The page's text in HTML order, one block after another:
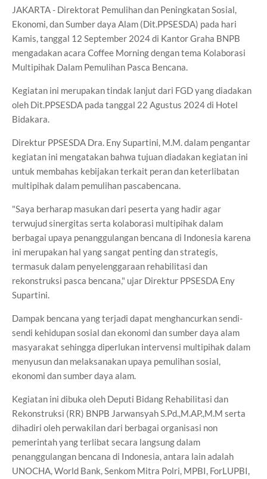
JAKARTA - Direktorat Pemulihan dan Peningkatan Sosial,
Ekonomi, dan Sumber daya Alam (Dit.PPSESDA) pada hari
Kamis, tanggal 12 September 2024 di Kantor Graha BNPB
mengadakan acara Coffee Morning dengan tema Kolaborasi
Multipihak Dalam Pemulihan Pasca Bencana.
Kegiatan ini merupakan tindak lanjut dari FGD yang diadakan
oleh Dit.PPSESDA pada tanggal 22 Agustus 2024 di Hotel
Bidakara.
Direktur PPSESDA Dra. Eny Supartini, M.M. dalam pengantar
kegiatan ini mengatakan bahwa tujuan diadakan kegiatan ini
untuk membahas kebijakan terkait peran dan keterlibatan
multipihak dalam pemulihan pascabencana.
"Saya berharap masukan dari peserta yang hadir agar
terwujud sinergitas serta kolaborasi multipihak dalam
berbagai upaya penanggulangan bencana di Indonesia karena
ini merupakan hal yang sangat penting dan strategis,
termasuk dalam penyelenggaraan rehabilitasi dan
rekonstruksi pasca bencana," ujar Direktur PPSESDA Eny
Supartini.
Dampak bencana yang terjadi dapat menghancurkan sendi-
sendi kehidupan sosial dan ekonomi dan sumber daya alam
masyarakat sehingga diperlukan intervensi multipihak dalam
menyusun dan melaksanakan upaya pemulihan sosial,
ekonomi dan sumber daya alam.
Kegiatan ini dibuka oleh Deputi Bidang Rehabilitasi dan
Rekonstruksi (RR) BNPB Jarwansyah S.Pd.,M.AP.,M.M serta
dihadiri oleh perwakilan dari berbagai organisasi non
pemerintah yang terlibat secara langsung dalam
penanggulangan bencana di Indonesia, antara lain adalah
UNOCHA, World Bank, Senkom Mitra Polri, MPBI, ForLUPBI,